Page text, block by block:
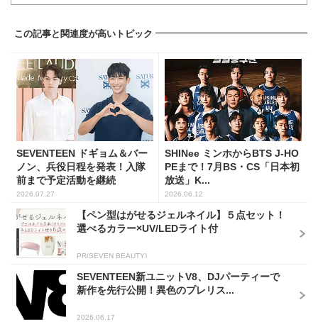
この記事と関連度が高いトピック
SEVENTEEN ドギョム＆バー
ノン、兵役日程を発表！入隊
前まで予定活動を継続
2026.07.27
SHINee ミンホからBTS J-HO
PEまで！7月BS・CS「日本初
放送」K...
2026.06.12
【ペン型はがせるジェルネイル】５点セット！
選べるカラー×UV/LEDライト付
PR(SEVEN BEAUTY)
SEVENTEEN新ユニットV8、DJパーティーで
新作を先行公開！異色のプレリス...
2026.06.17